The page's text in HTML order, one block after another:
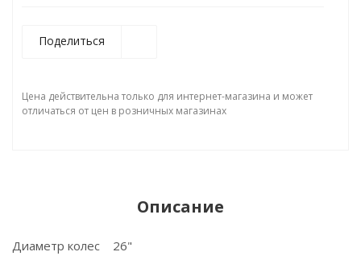
Поделиться
Цена действительна только для интернет-магазина и может
отличаться от цен в розничных магазинах
Описание
Диаметр колес 26"